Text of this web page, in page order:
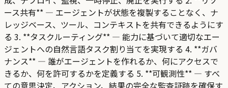
ース共有** — エージェントが状態を複製することなく、ナ
レッジベース、ツール、コンテキストを共有できるようにす
る 3. **タスクルーティング** — 能力に基づいて適切なエー
ジェントへの自然言語タスク割り当てを実現する 4. **ガバ
ナンス** — 誰がエージェントを作れるか、何にアクセスで
きるか、何を許可するかを定義する 5. **可観測性** — すべ
ての意思決定、アクション、結果の完全な監査証跡を確保す